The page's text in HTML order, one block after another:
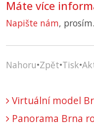
Máte více
Napište nám,
Nahoru•Zpět•Tisk•
Virtuální model
Panorama Brna